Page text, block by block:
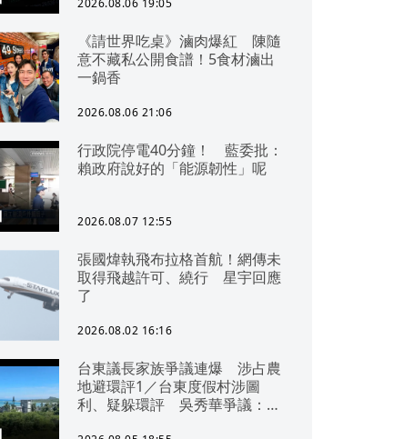
2026.08.06 19:05
《請世界吃桌》滷肉爆紅 陳隨
意不藏私公開食譜！5食材滷出
一鍋香
2026.08.06 21:06
行政院停電40分鐘！ 藍委批：
賴政府說好的「能源韌性」呢
2026.08.07 12:55
張國煒執飛布拉格首航！網傳未
取得飛越許可、繞行 星宇回應
了
2026.08.02 16:16
台東議長家族爭議連爆 涉占農
地避環評1／台東度假村涉圖
利、疑躲環評 吳秀華爭議：概